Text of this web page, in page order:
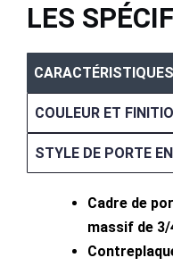
LES
CARACTÉRISTIQUES
COULEUR ET
STYLE DE PORTE
Cadre de
massif de 3/